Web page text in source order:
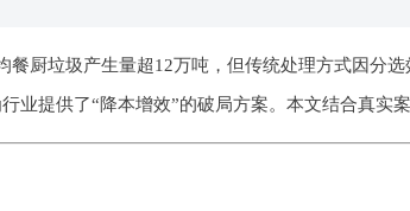
厨垃圾产生量超12万吨，但传统处理方式因分
业提供了“降本增效”的破局方案。本文结合真实